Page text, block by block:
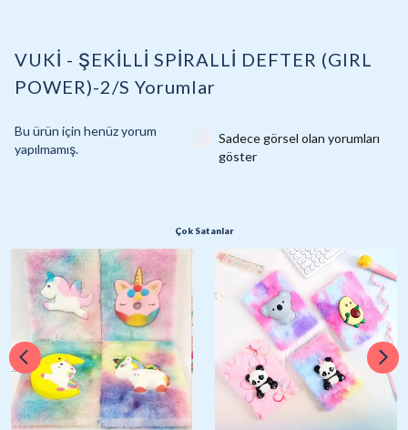
VUKİ - ŞEKİLLİ SPİRALLİ DEFTER (GIRL
POWER)-2/S Yorumlar
Bu ürün için henüz yorum
yapılmamış.
Sadece görsel olan yorumları
göster
Çok Satanlar